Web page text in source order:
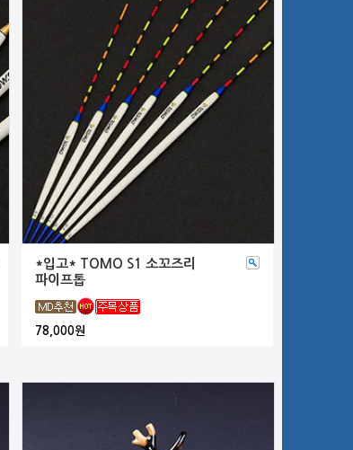
*입고* TOMO S1 소꼬즈리
파이프톱
78,000원